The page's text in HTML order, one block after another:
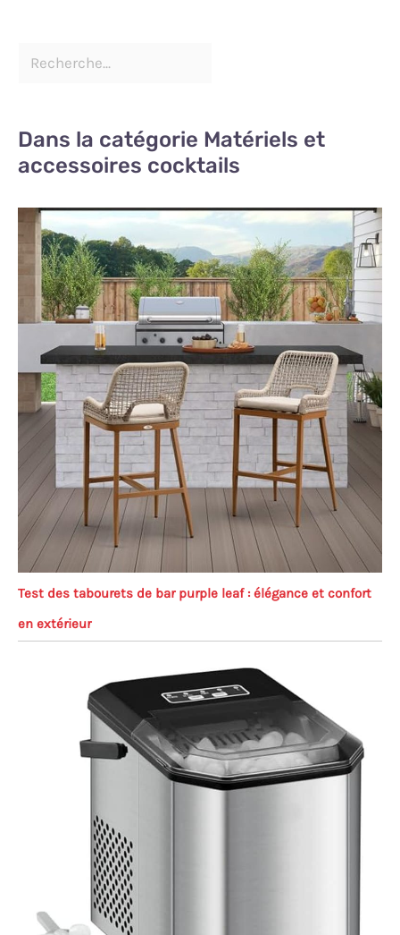
Dans la catégorie Matériels et
accessoires cocktails
Test des tabourets de bar purple leaf : élégance et confort
en extérieur